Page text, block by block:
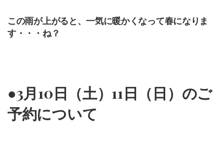
この雨が上がると、一気に暖かくなって春になりま
す・・・ね？
●3月10日（土）11日（日）のご
予約について